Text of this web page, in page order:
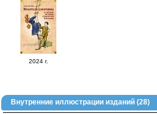
2024 г.
Внутренние иллюстрации изданий (28)